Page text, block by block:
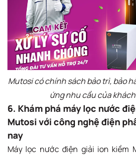
Mutosi có chính sách bảo trì, bảo
ứng nhu cầu của
6. Khám phá máy lọc nước
Mutosi với công nghệ điện
nay
Máy lọc nước điện giải ion kiềm